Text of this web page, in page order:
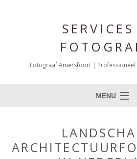
Fotograaf Amersfoort |
MENU
Portfolio Fotografie
Over mij